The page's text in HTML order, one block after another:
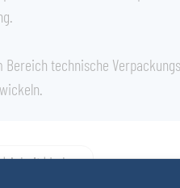
technische
Arbeit | Leben